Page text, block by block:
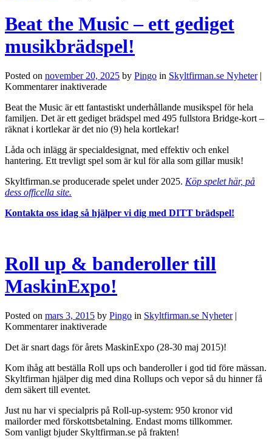
Beat the Music – ett gediget
musikbrädspel!
Posted on november 20, 2025 by Pingo in Skyltfirman.se Nyheter|
Kommentarer inaktiveradeför
the
Music
–
gediget
musikbrädspel!
Beat the Music är ett fantastiskt underhållande musikspel för hela
familjen. Det är ett gediget brädspel med 495 fullstora Bridge-kort –
räknat i kortlekar är det nio (9) hela kortlekar!
Låda och inlägg är specialdesignat, med effektiv och enkel
hantering. Ett trevligt spel som är kul för alla som gillar musik!
Skyltfirman.se producerade spelet under 2025. Köp spelet här, på
dess officella site.
Kontakta oss idag så hjälper vi dig med DITT brädspel!
Roll up & banderoller till
MaskinExpo!
Posted on mars 3, 2015 by Pingo in Skyltfirman.se Nyheter|
Kommentarer inaktiveradeför
up
banderoller
till
Det är snart dags för årets MaskinExpo (28-30 maj 2015)!
Kom ihåg att beställa Roll ups och banderoller i god tid före mässan.
Skyltfirman hjälper dig med dina Rollups och vepor så du hinner få
dem säkert till eventet.
Just nu har vi specialpris på Roll-up-system: 950 kronor vid
mailorder med förskottsbetalning. Endast moms tillkommer.
Som vanligt bjuder Skyltfirman.se på frakten!